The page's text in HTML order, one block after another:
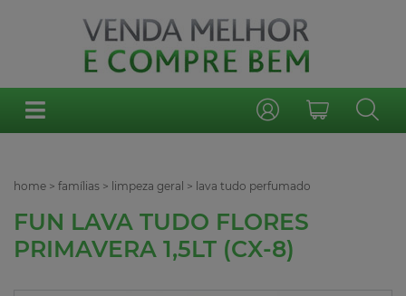
home > famílias > limpeza geral > lava tudo perfumado
FUN LAVA TUDO FLORES
PRIMAVERA 1,5LT (CX-8)